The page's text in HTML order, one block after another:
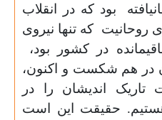
بود که در انقلاب
روحانیت که تنها نیروی
در کشور بود،
در هم شکست و اکنون،
تاریک اندیشان را در
حقیقت این است